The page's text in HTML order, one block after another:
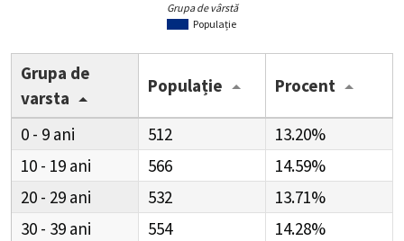
Populație
Grupa de vârstă
Grupa de
varsta
Populație Procent
0 - 9 512
13.20%
10 - 19
566
14.59%
20 - 29
532
13.71%
30 - 39
554
14.28%